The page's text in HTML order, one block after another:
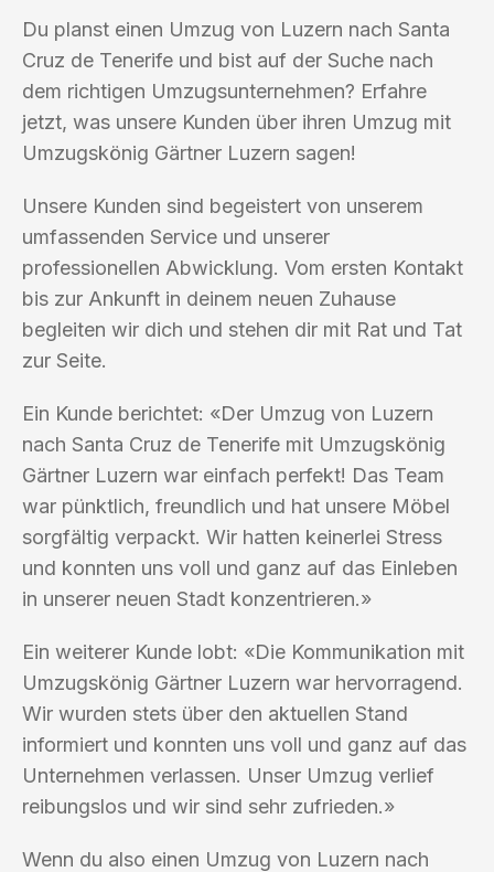
Du planst einen Umzug von Luzern nach Santa
Cruz de Tenerife und bist auf der Suche nach
dem richtigen Umzugsunternehmen? Erfahre
jetzt, was unsere Kunden über ihren Umzug mit
Umzugskönig Gärtner Luzern sagen!
Unsere Kunden sind begeistert von unserem
umfassenden Service und unserer
professionellen Abwicklung. Vom ersten Kontakt
bis zur Ankunft in deinem neuen Zuhause
begleiten wir dich und stehen dir mit Rat und Tat
zur Seite.
Ein Kunde berichtet: «Der Umzug von Luzern
nach Santa Cruz de Tenerife mit Umzugskönig
Gärtner Luzern war einfach perfekt! Das Team
war pünktlich, freundlich und hat unsere Möbel
sorgfältig verpackt. Wir hatten keinerlei Stress
und konnten uns voll und ganz auf das Einleben
in unserer neuen Stadt konzentrieren.»
Ein weiterer Kunde lobt: «Die Kommunikation mit
Umzugskönig Gärtner Luzern war hervorragend.
Wir wurden stets über den aktuellen Stand
informiert und konnten uns voll und ganz auf das
Unternehmen verlassen. Unser Umzug verlief
reibungslos und wir sind sehr zufrieden.»
Wenn du also einen Umzug von Luzern nach